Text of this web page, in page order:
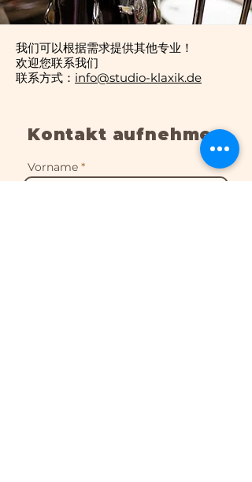
我们可以根据需求提供其他专业！
欢迎您联系我们
​联系方式： info@studio-klaxik.de
Kontakt aufnehmen
Vorname